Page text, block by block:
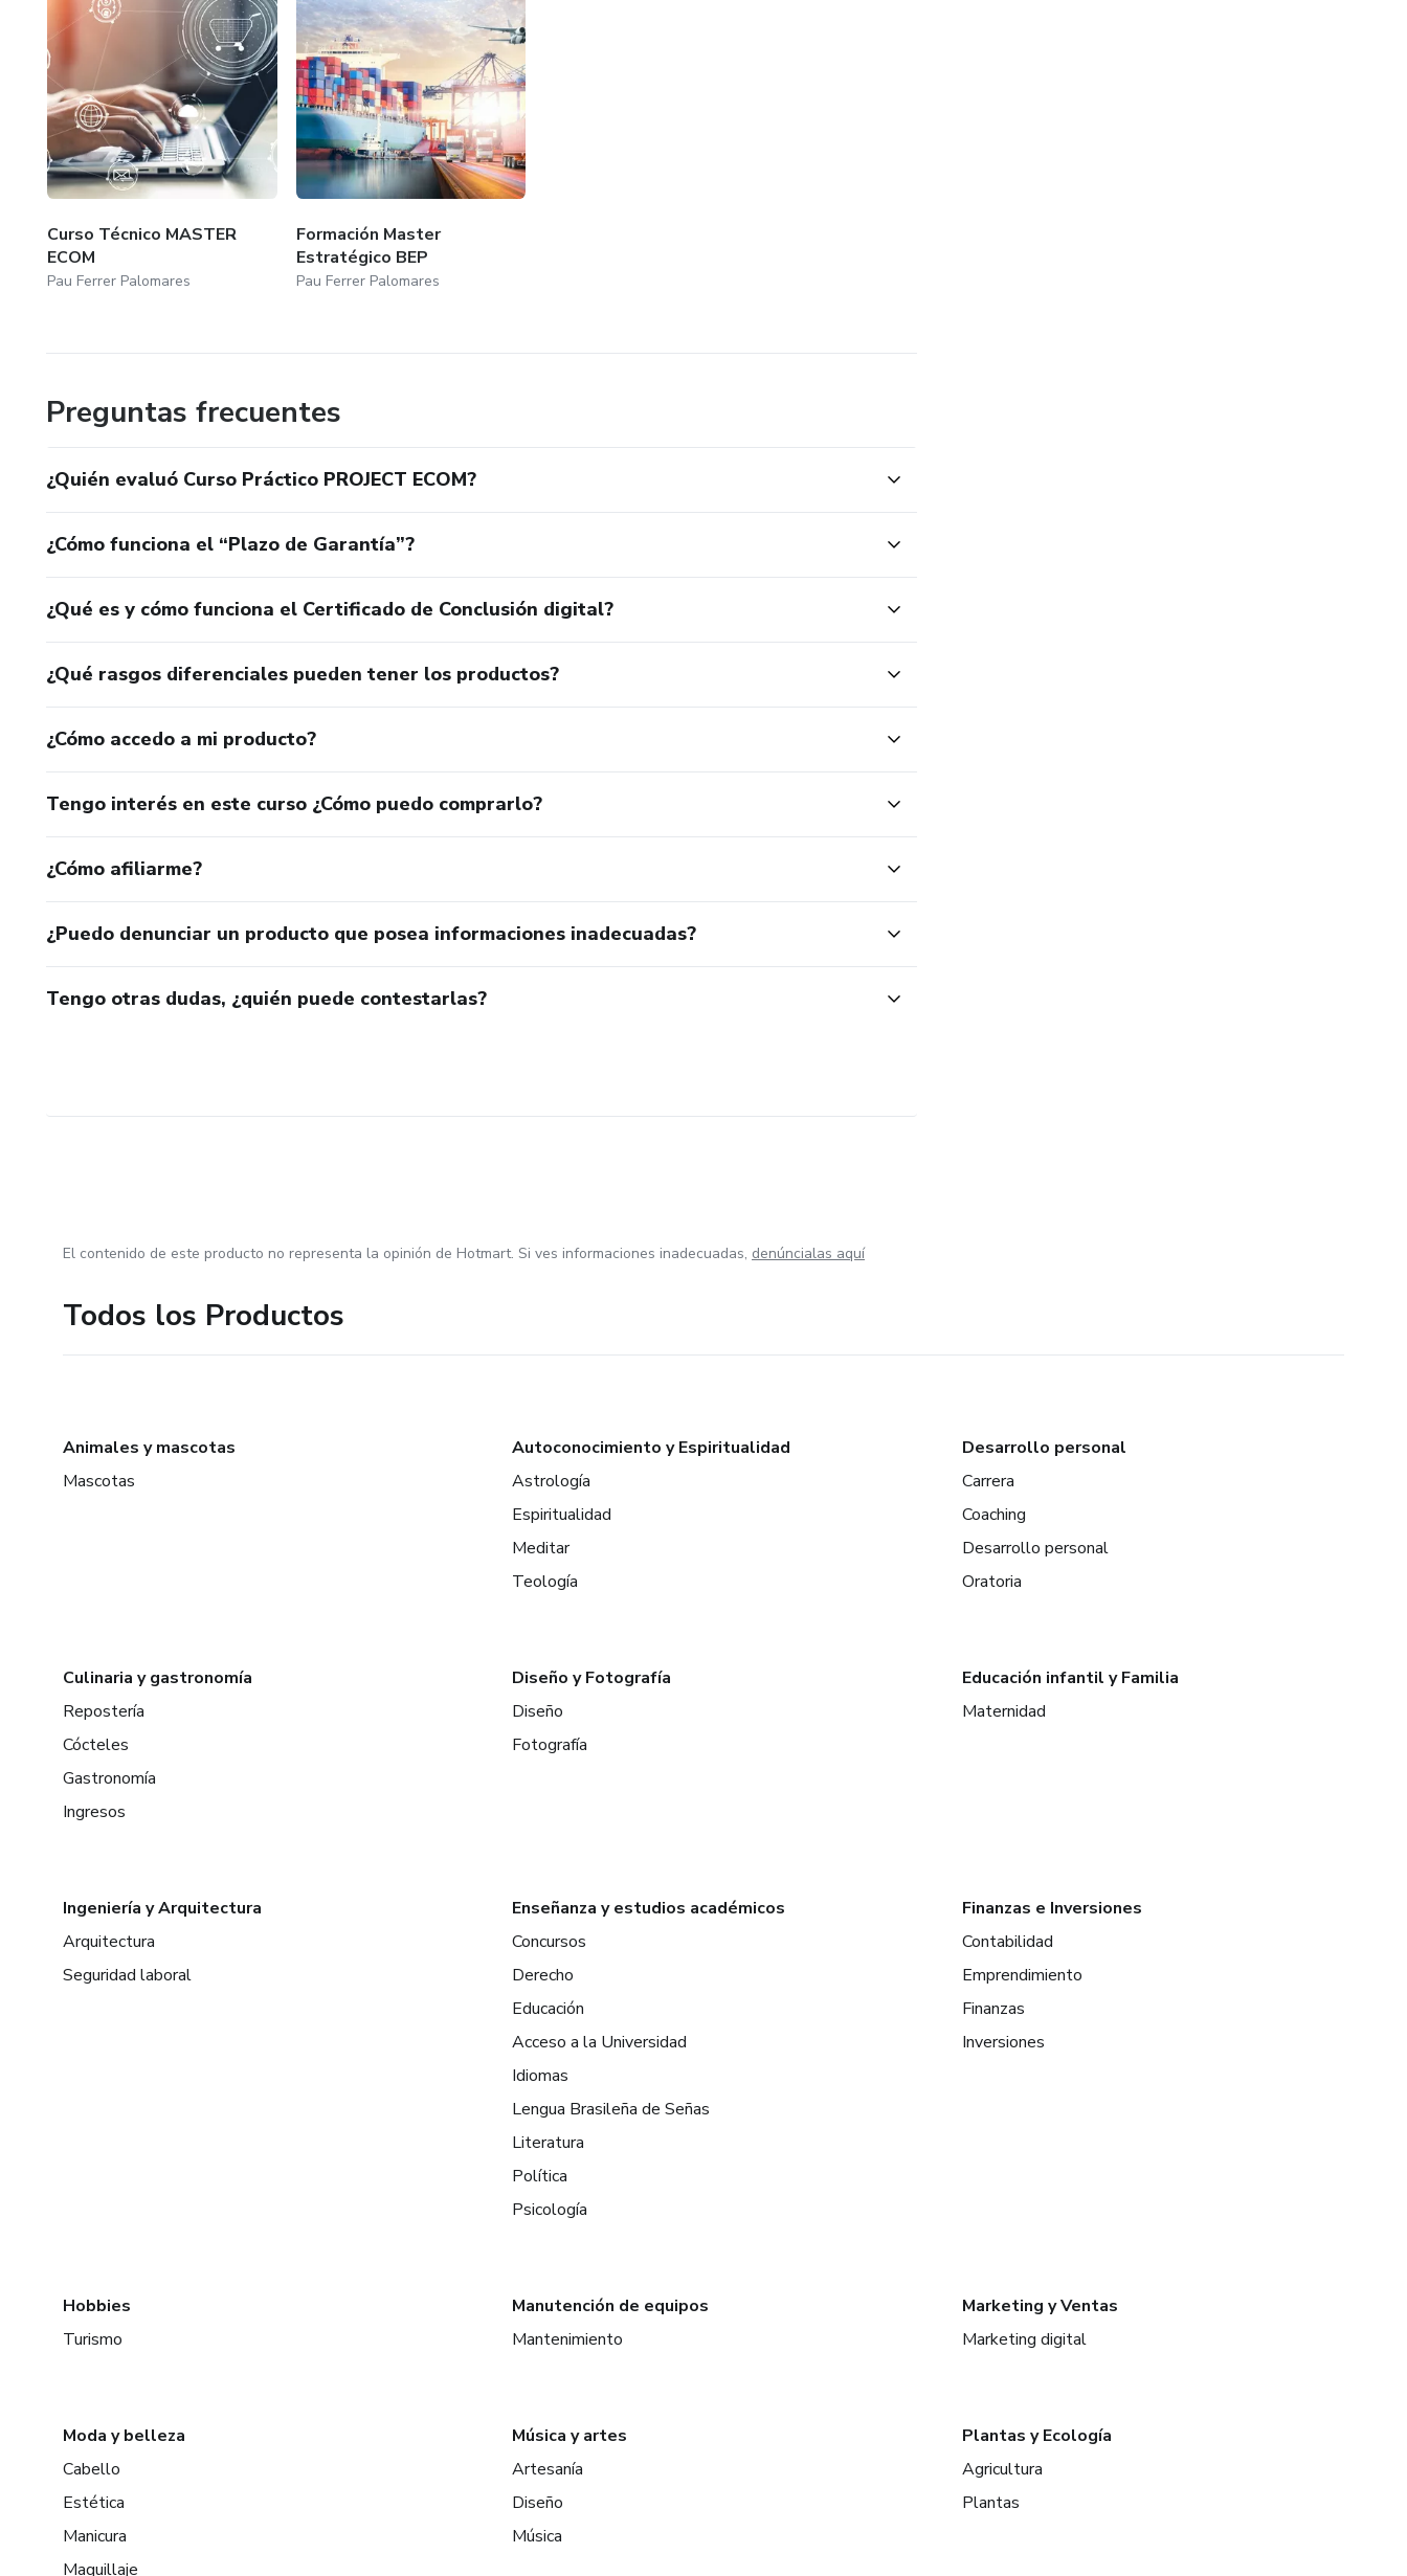
Curso Técnico MASTER
ECOM
Pau Ferrer Palomares
Formación Master
Estratégico BEP
Pau Ferrer Palomares
Preguntas frecuentes
¿Quién evaluó Curso Práctico PROJECT ECOM?
¿Cómo funciona el “Plazo de Garantía”?
¿Qué es y cómo funciona el Certificado de Conclusión digital?
¿Qué rasgos diferenciales pueden tener los productos?
¿Cómo accedo a mi producto?
Tengo interés en este curso ¿Cómo puedo comprarlo?
¿Cómo afiliarme?
¿Puedo denunciar un producto que posea informaciones inadecuadas?
Tengo otras dudas, ¿quién puede contestarlas?
El contenido de este producto no representa la opinión de Hotmart. Si ves informaciones inadecuadas, denúncialas aquí
Todos los Productos
Animales y mascotas
Mascotas
Autoconocimiento y Espiritualidad
Astrología
Espiritualidad
Meditar
Teología
Desarrollo personal
Carrera
Coaching
Desarrollo personal
Oratoria
Culinaria y gastronomía
Repostería
Cócteles
Gastronomía
Ingresos
Diseño y Fotografía
Diseño
Fotografía
Educación infantil y Familia
Maternidad
Ingeniería y Arquitectura
Arquitectura
Seguridad laboral
Enseñanza y estudios académicos
Concursos
Derecho
Educación
Acceso a la Universidad
Idiomas
Lengua Brasileña de Señas
Literatura
Política
Psicología
Finanzas e Inversiones
Contabilidad
Emprendimiento
Finanzas
Inversiones
Hobbies
Turismo
Manutención de equipos
Mantenimiento
Marketing y Ventas
Marketing digital
Moda y belleza
Cabello
Estética
Manicura
Maquillaje
Música y artes
Artesanía
Diseño
Música
Plantas y Ecología
Agricultura
Plantas